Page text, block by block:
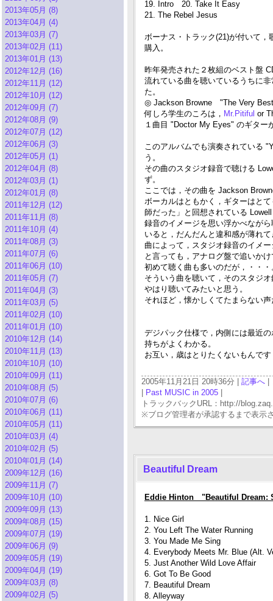
2013年05月 (8)
2013年04月 (4)
2013年03月 (7)
2013年02月 (11)
2013年01月 (13)
2012年12月 (16)
2012年11月 (12)
2012年10月 (12)
2012年09月 (7)
2012年08月 (9)
2012年07月 (12)
2012年06月 (3)
2012年05月 (1)
2012年04月 (8)
2012年03月 (1)
2012年01月 (8)
2011年12月 (12)
2011年11月 (8)
2011年10月 (4)
2011年08月 (3)
2011年07月 (6)
2011年06月 (10)
2011年05月 (7)
2011年04月 (3)
2011年03月 (5)
2011年02月 (10)
2011年01月 (10)
2010年12月 (14)
2010年11月 (13)
2010年10月 (10)
2010年09月 (11)
2010年08月 (5)
2010年07月 (6)
2010年06月 (11)
2010年05月 (11)
2010年03月 (4)
2010年02月 (5)
2010年01月 (14)
2009年12月 (16)
2009年11月 (7)
2009年10月 (10)
2009年09月 (13)
2009年08月 (15)
2009年07月 (19)
2009年06月 (9)
2009年05月 (19)
2009年04月 (19)
2009年03月 (8)
2009年02月 (5)
19. Intro 20. Take It Easy
21. The Rebel Jesus
ボーナス・トラック(21)が付いて
購入。
昨年発売された２枚組のベスト盤
流れている曲を聴いているうちに
た。
◎ Jackson Browne "The Very
何しろ学生のころは， Mr.Pitiful or
１曲目 "Doctor My Eyes" のギター
このアルバムでも演奏されている
う。
その曲のスタジオ録音で聴ける
ず。
ここでは，その曲を Jackson
ボーカルはともかく，ギターはと
師だった」と回想されている
録音のイメージを思い浮かべなが
いると，だんだんと違和感が薄れ
曲によって，スタジオ録音のイメ
と言っても，アナログ盤で追いか
初めて聴く曲も多いのだが，・・・
そういう曲を聴いて，そのスタジ
やはり聴いてみたいと思う。
それほど，懐かしくてたまらない
デジパック仕様で，内側には最近
持ちがよくわかる。
お互い，歳はとりたくないもんで
2005年11月21日 20時36分 | 記事へ
Past MUSIC in 2005
トラックバックURL：http://
※ブログ管理者が承認するまで表示
Beautiful Dream
Eddie Hinton "Beautiful Dream:
1. Nice Girl
2. You Left The Water Running
3. You Made Me Sing
4. Everybody Meets Mr. Blue (Alt.
5. Just Another Wild Love Affair
6. Got To Be Good
7. Beautiful Dream
8. Alleyway